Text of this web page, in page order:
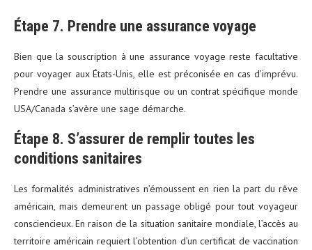
Étape 7. Prendre une assurance voyage
Bien que la souscription à une assurance voyage reste facultative
pour voyager aux États-Unis, elle est préconisée en cas d’imprévu.
Prendre une assurance multirisque ou un contrat spécifique monde
USA/Canada s’avère une sage démarche.
Étape 8. S’assurer de remplir toutes les
conditions sanitaires
Les formalités administratives n’émoussent en rien la part du rêve
américain, mais demeurent un passage obligé pour tout voyageur
consciencieux. En raison de la situation sanitaire mondiale, l’accès au
territoire américain requiert l’obtention d’un certificat de vaccination